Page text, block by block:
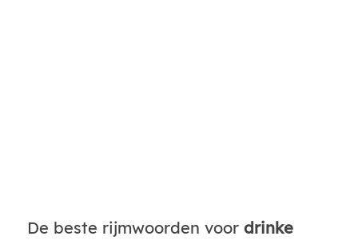
De beste rijmwoorden voor drinke